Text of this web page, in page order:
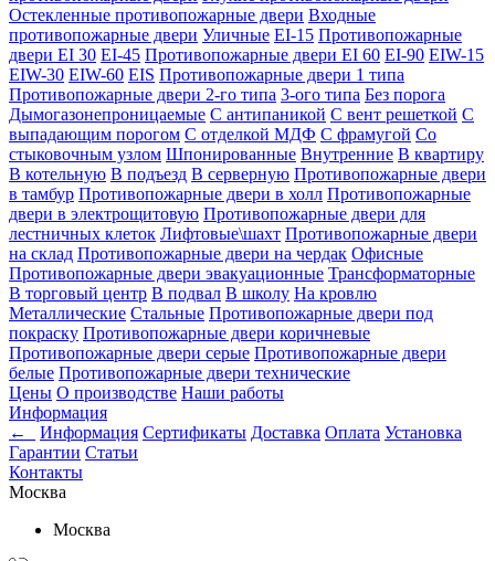
Остекленные противопожарные двери Входные
противопожарные двери Уличные EI-15 Противопожарные
двери EI 30 EI-45 Противопожарные двери EI 60 EI-90 EIW-15
EIW-30 EIW-60 EIS Противопожарные двери 1 типа
Противопожарные двери 2-го типа 3-ого типа Без порога
Дымогазонепроницаемые С антипаникой С вент решеткой С
выпадающим порогом С отделкой МДФ С фрамугой Со
стыковочным узлом Шпонированные Внутренние В квартиру
В котельную В подъезд В серверную Противопожарные двери
в тамбур Противопожарные двери в холл Противопожарные
двери в электрощитовую Противопожарные двери для
лестничных клеток Лифтовые\шахт Противопожарные двери
на склад Противопожарные двери на чердак Офисные
Противопожарные двери эвакуационные Трансформаторные
В торговый центр В подвал В школу На кровлю
Металлические Стальные Противопожарные двери под
покраску Противопожарные двери коричневые
Противопожарные двери серые Противопожарные двери
белые Противопожарные двери технические
Цены О производстве Наши работы
Информация
←
Информация Сертификаты Доставка Оплата Установка
Гарантии Статьи
Контакты
Москва
Москва